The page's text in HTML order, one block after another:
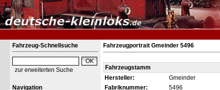
Fahrzeug-Schnellsuche
zur erweiterten Suche
Navigation
Fahrzeugportrait Gmeinder 5496
Fahrzeugstamm
Hersteller:
Gmeinder
Fabriknummer:
5496